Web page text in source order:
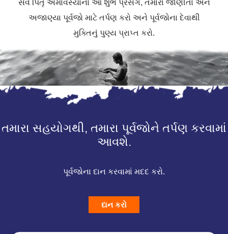
સર્વ પિતૃ અમાવસ્યાના આ શુભ પ્રસંગે, તમારા જાણીતા અને
અજાણ્યા પૂર્વજો માટે તર્પણ કરો અને પૂર્વજોના દેવાથી
મુક્તિનું પુણ્ય પ્રાપ્ત કરો.
તમારા સહયોગથી, તમારા પૂર્વજોને તર્પણ કરવામાં
આવશે.
પૂર્વજોના દાન કરવામાં મદદ કરો.
દાન કરો